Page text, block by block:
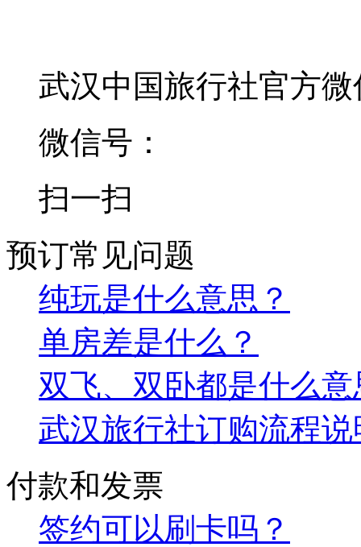
武汉中国旅行社官方微
微信号：
扫一扫
预订常见问题
纯玩是什么意思？
单房差是什么？
双飞、双卧都是什么意
武汉旅行社订购流程说
付款和发票
签约可以刷卡吗？